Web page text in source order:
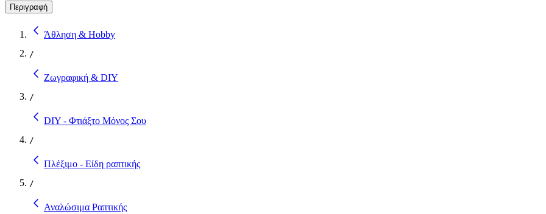
Περιγραφή
Άθληση & Hobby
/
Ζωγραφική & DIY
/
DIY - Φτιάξτο Μόνος Σου
/
Πλέξιμο - Είδη ραπτικής
/
Αναλώσιμα Ραπτικής